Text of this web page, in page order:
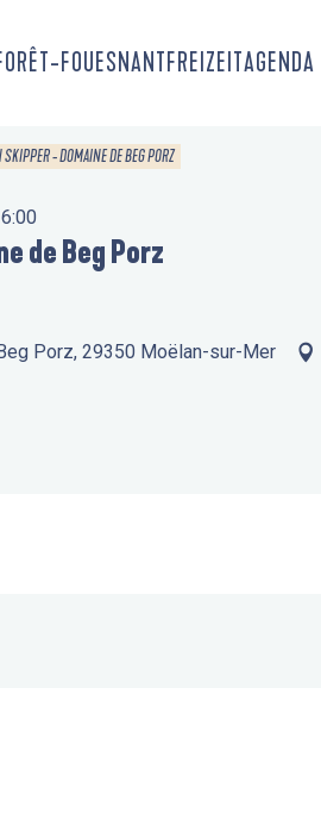
FOUESNANTFREIZEITAGENDA
- DOMAINE DE BEG PORZ
de Beg Porz
Porz, 29350 Moëlan-sur-Mer